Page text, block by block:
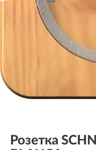
Розетка